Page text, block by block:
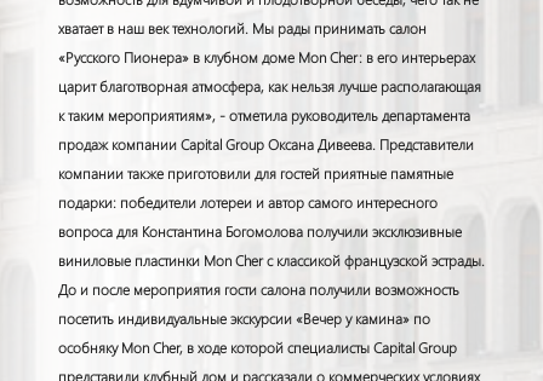
хватает в наш век технологий. Мы рады принимать салон
«Русского Пионера» в клубном доме Mon Cher: в его интерьерах
царит благотворная атмосфера, как нельзя лучше располагающая
к таким мероприятиям», - отметила руководитель департамента
продаж компании Capital Group Оксана Дивеева. Представители
компании также приготовили для гостей приятные памятные
подарки: победители лотереи и автор самого интересного
вопроса для Константина Богомолова получили эксклюзивные
виниловые пластинки Mon Cherс классикой французской эстрады.
До и после мероприятия гости салона получили возможность
посетить индивидуальные экскурсии «Вечер у камина» по
особнякуMon Cher, в ходе которой специалисты Capital Group
представили клубный дом и рассказали о коммерческих условиях